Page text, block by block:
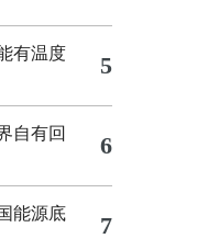
有温度 5
自有回
6
能源底
7